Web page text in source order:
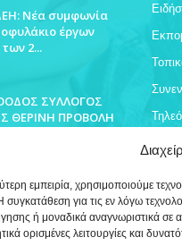
εμπειρία, χρησιμοποιούμε
για τις εν λόγω
ή μοναδικά αναγνωριστικά
ορισμένες λειτουργίες και
Νέα συμφωνία
έργων
2...
ΣΥΛΛΟΓΟΣ
ΘΕΡΙΝΗ ΠΡΟΒΟΛΗ
ΠΟΛΙΤΙΣΤΙΚΕΣ